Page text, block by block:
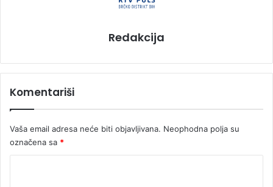
Redakcija
Komentariši
Vaša email adresa neće biti objavljivana. Neophodna polja su
označena sa *